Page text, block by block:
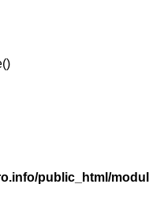
public_html/